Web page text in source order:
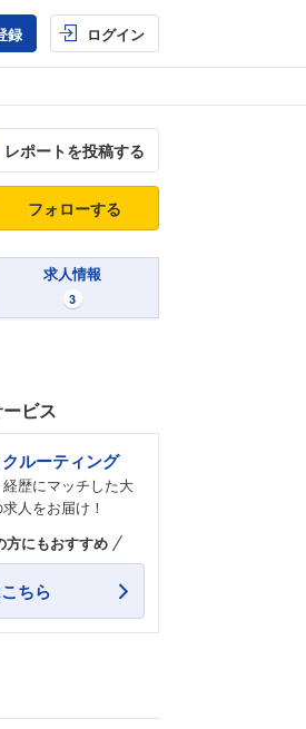
録 ログイン
レポートを投稿する
フォローする
求人情報
3
ビス
ルーティング
歴にマッチした大
人をお届け！
方にもおすすめ
ちら